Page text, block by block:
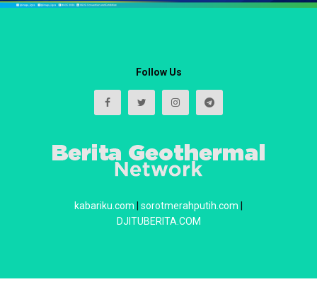
Follow Us
kabariku.com sorotmerahputih.com
DJITUBERITA.COM